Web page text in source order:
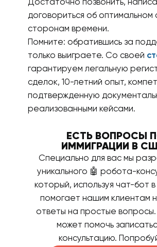
Достаточно позвонить,
договориться об оптимальном
сторонам времени.
Помните: обратившись за
только выиграете. Со своей
гарантируем легальную
сделок, 10-летний опыт,
подтвержденную
реализованными кейсами.
ЕСТЬ ВОПРОСЫ
ИММИГРАЦИИ В
Специально для вас мы
уникального 🤖 робота-
который, используя чат-бот
помогает нашим клиентам
ответы на простые
может помочь
консультацию.